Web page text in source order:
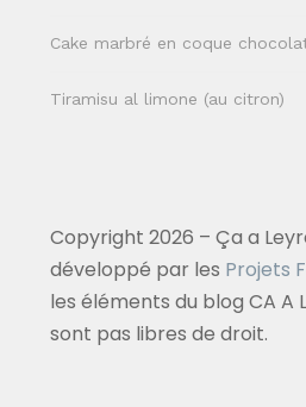
Cake marbré en coque
Tiramisu al limone (au citron)
Copyright 2026 – Ça a
développé par les Projets
les éléments du blog CA A
sont pas libres de droit.